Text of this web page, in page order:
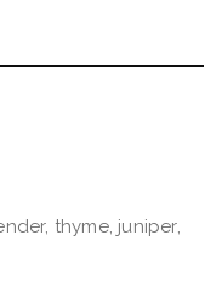
thyme, juniper,